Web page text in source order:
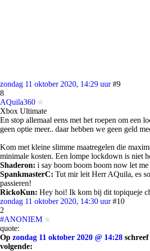
zondag 11 oktober 2020, 14:29 uur #9
8
AQuila360
Xbox Ultimate
En stop allemaal eens met het roepen om een
geen optie meer.. daar hebben we geen geld
Kom met kleine slimme maatregelen die
minimale kosten. Een lompe lockdown is niet
Shaderon: i say boom boom boom now let
SpankmasterC: Tut mir leit Herr AQuila, es
passieren!
RickoKun: Hey hoi! Ik kom bij dit topiqueje
zondag 11 oktober 2020, 14:30 uur #10
2
#ANONIEM
quote:
Op zondag 11 oktober 2020 @ 14:28 schreef
volgende: